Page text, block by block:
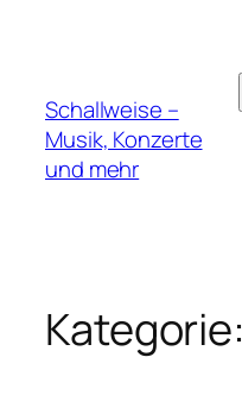
Schallweise –
Musik, Konzerte
und mehr
Kategorie: